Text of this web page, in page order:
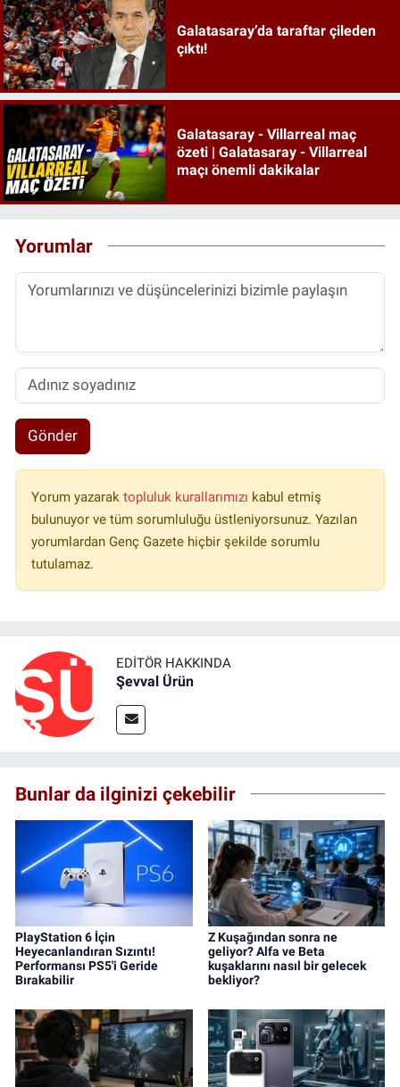
Galatasaray’da taraftar çileden
çıktı!
Galatasaray - Villarreal maç
özeti | Galatasaray - Villarreal
maçı önemli dakikalar
Yorumlar
Gönder
Yorum yazarak topluluk kurallarımızı kabul etmiş
bulunuyor ve tüm sorumluluğu üstleniyorsunuz. Yazılan
yorumlardan Genç Gazete hiçbir şekilde sorumlu
tutulamaz.
EDITÖR HAKKINDA
Şevval Ürün
Bunlar da ilginizi çekebilir
PlayStation 6 İçin
Heyecanlandıran Sızıntı!
Performansı PS5'i Geride
Bırakabilir
Z Kuşağından sonra ne
geliyor? Alfa ve Beta
kuşaklarını nasıl bir gelecek
bekliyor?